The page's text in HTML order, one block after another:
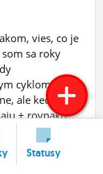
vies, co je
sa roky
cyklom
ale ked som
± rovnaku
z ropy.
paliva, 500
na PET,
Statusy